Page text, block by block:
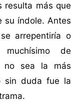
resulta más que
su índole. Antes
arrepentiría o
de
no sea la más
sin duda fue la